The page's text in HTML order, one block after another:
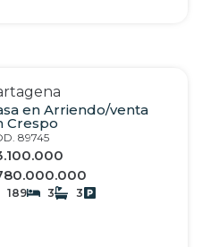
en Arriendo/venta
Crespo
89745
189 3 3